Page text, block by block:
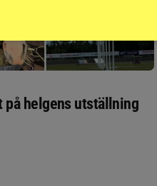
på helgens utställning